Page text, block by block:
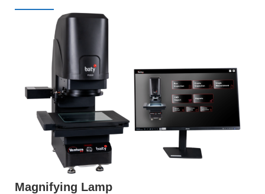
Magnifying Lamp